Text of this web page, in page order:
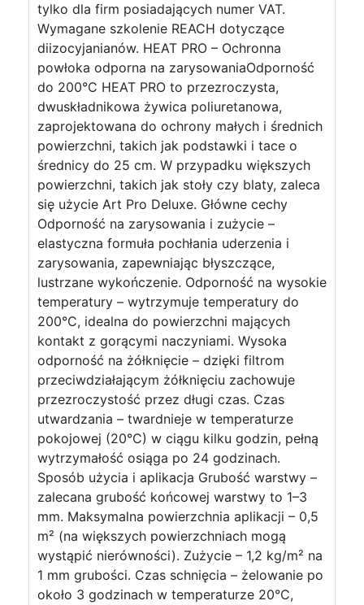
tylko dla firm posiadających numer VAT.
Wymagane szkolenie REACH dotyczące
diizocyjanianów. HEAT PRO – Ochronna
powłoka odporna na zarysowaniaOdporność
do 200°C HEAT PRO to przezroczysta,
dwuskładnikowa żywica poliuretanowa,
zaprojektowana do ochrony małych i średnich
powierzchni, takich jak podstawki i tace o
średnicy do 25 cm. W przypadku większych
powierzchni, takich jak stoły czy blaty, zaleca
się użycie Art Pro Deluxe. Główne cechy
Odporność na zarysowania i zużycie –
elastyczna formuła pochłania uderzenia i
zarysowania, zapewniając błyszczące,
lustrzane wykończenie. Odporność na wysokie
temperatury – wytrzymuje temperatury do
200°C, idealna do powierzchni mających
kontakt z gorącymi naczyniami. Wysoka
odporność na żółknięcie – dzięki filtrom
przeciwdziałającym żółknięciu zachowuje
przezroczystość przez długi czas. Czas
utwardzania – twardnieje w temperaturze
pokojowej (20°C) w ciągu kilku godzin, pełną
wytrzymałość osiąga po 24 godzinach.
Sposób użycia i aplikacja Grubość warstwy –
zalecana grubość końcowej warstwy to 1–3
mm. Maksymalna powierzchnia aplikacji – 0,5
m² (na większych powierzchniach mogą
wystąpić nierówności). Zużycie – 1,2 kg/m² na
1 mm grubości. Czas schnięcia – żelowanie po
około 3 godzinach w temperaturze 20°C,